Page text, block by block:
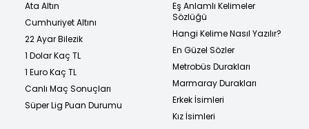
Ata Altın
Cumhuriyet Altını
22 Ayar Bilezik
1 Dolar Kaç TL
1 Euro Kaç TL
Canlı Maç Sonuçları
Süper Lig Puan Durumu
Eş Anlamlı Kelimeler
Sözlüğü
Hangi Kelime Nasıl Yazılır?
En Güzel Sözler
Metrobüs Durakları
Marmaray Durakları
Erkek İsimleri
Kız İsimleri